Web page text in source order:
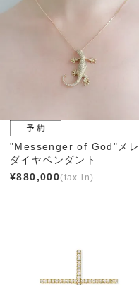
"Messenger of God"メレ
ダイヤペンダント
¥880,000